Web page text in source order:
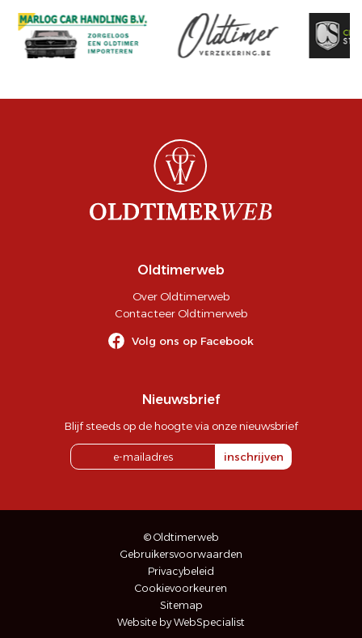
Oldtimerweb
Over Oldtimerweb
Contacteer Oldtimerweb
Volg ons op Facebook
Nieuwsbrief
Blijf steeds op de hoogte via onze nieuwsbrief
inschrijven
© Oldtimerweb
Gebruikersvoorwaarden
Privacybeleid
Cookievoorkeuren
Sitemap
Website by WebSpecialist